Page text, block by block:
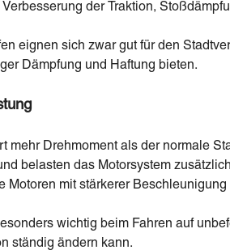
der Traktion,
eignen sich zwar gut für den
Dämpfung und Haftung bieten.
mehr Drehmoment als der normale
belasten das Motorsystem
Motoren mit stärkerer
wichtig beim Fahren auf
ständig ändern kann.